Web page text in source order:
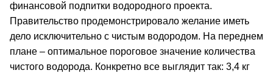
финансовой подпитки водородного проекта.
Правительство продемонстрировало желание иметь
дело исключительно с чистым водородом. На переднем
плане – оптимальное пороговое значение количества
чистого водорода. Конкретно все выглядит так: 3,4 кг